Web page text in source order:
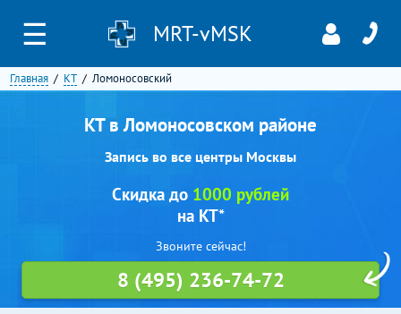
☰ MRT-vMSK
Главная КТ Ломоносовский
КТ в Ломоносовском районе
Запись во все центры Москвы
Скидка до 1000 рублей
на КТ*
Звоните сейчас!
8 (495) 236-74-72